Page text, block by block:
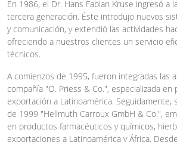
En 1986, el Dr. Hans Fabian Kruse ingresó a
tercera generación. Éste introdujo nuevos
y comunicación, y extendió las actividades
ofreciendo a nuestros clientes un servicio
técnicos.
A comienzos de 1995, fueron integradas las
compañía "O. Priess & Co.", especializada
exportación a Latinoamérica. Seguidamente,
de 1999 "Hellmuth Carroux GmbH & Co.",
en productos farmacéuticos y químicos,
exportaciones a Latinoamérica y África.